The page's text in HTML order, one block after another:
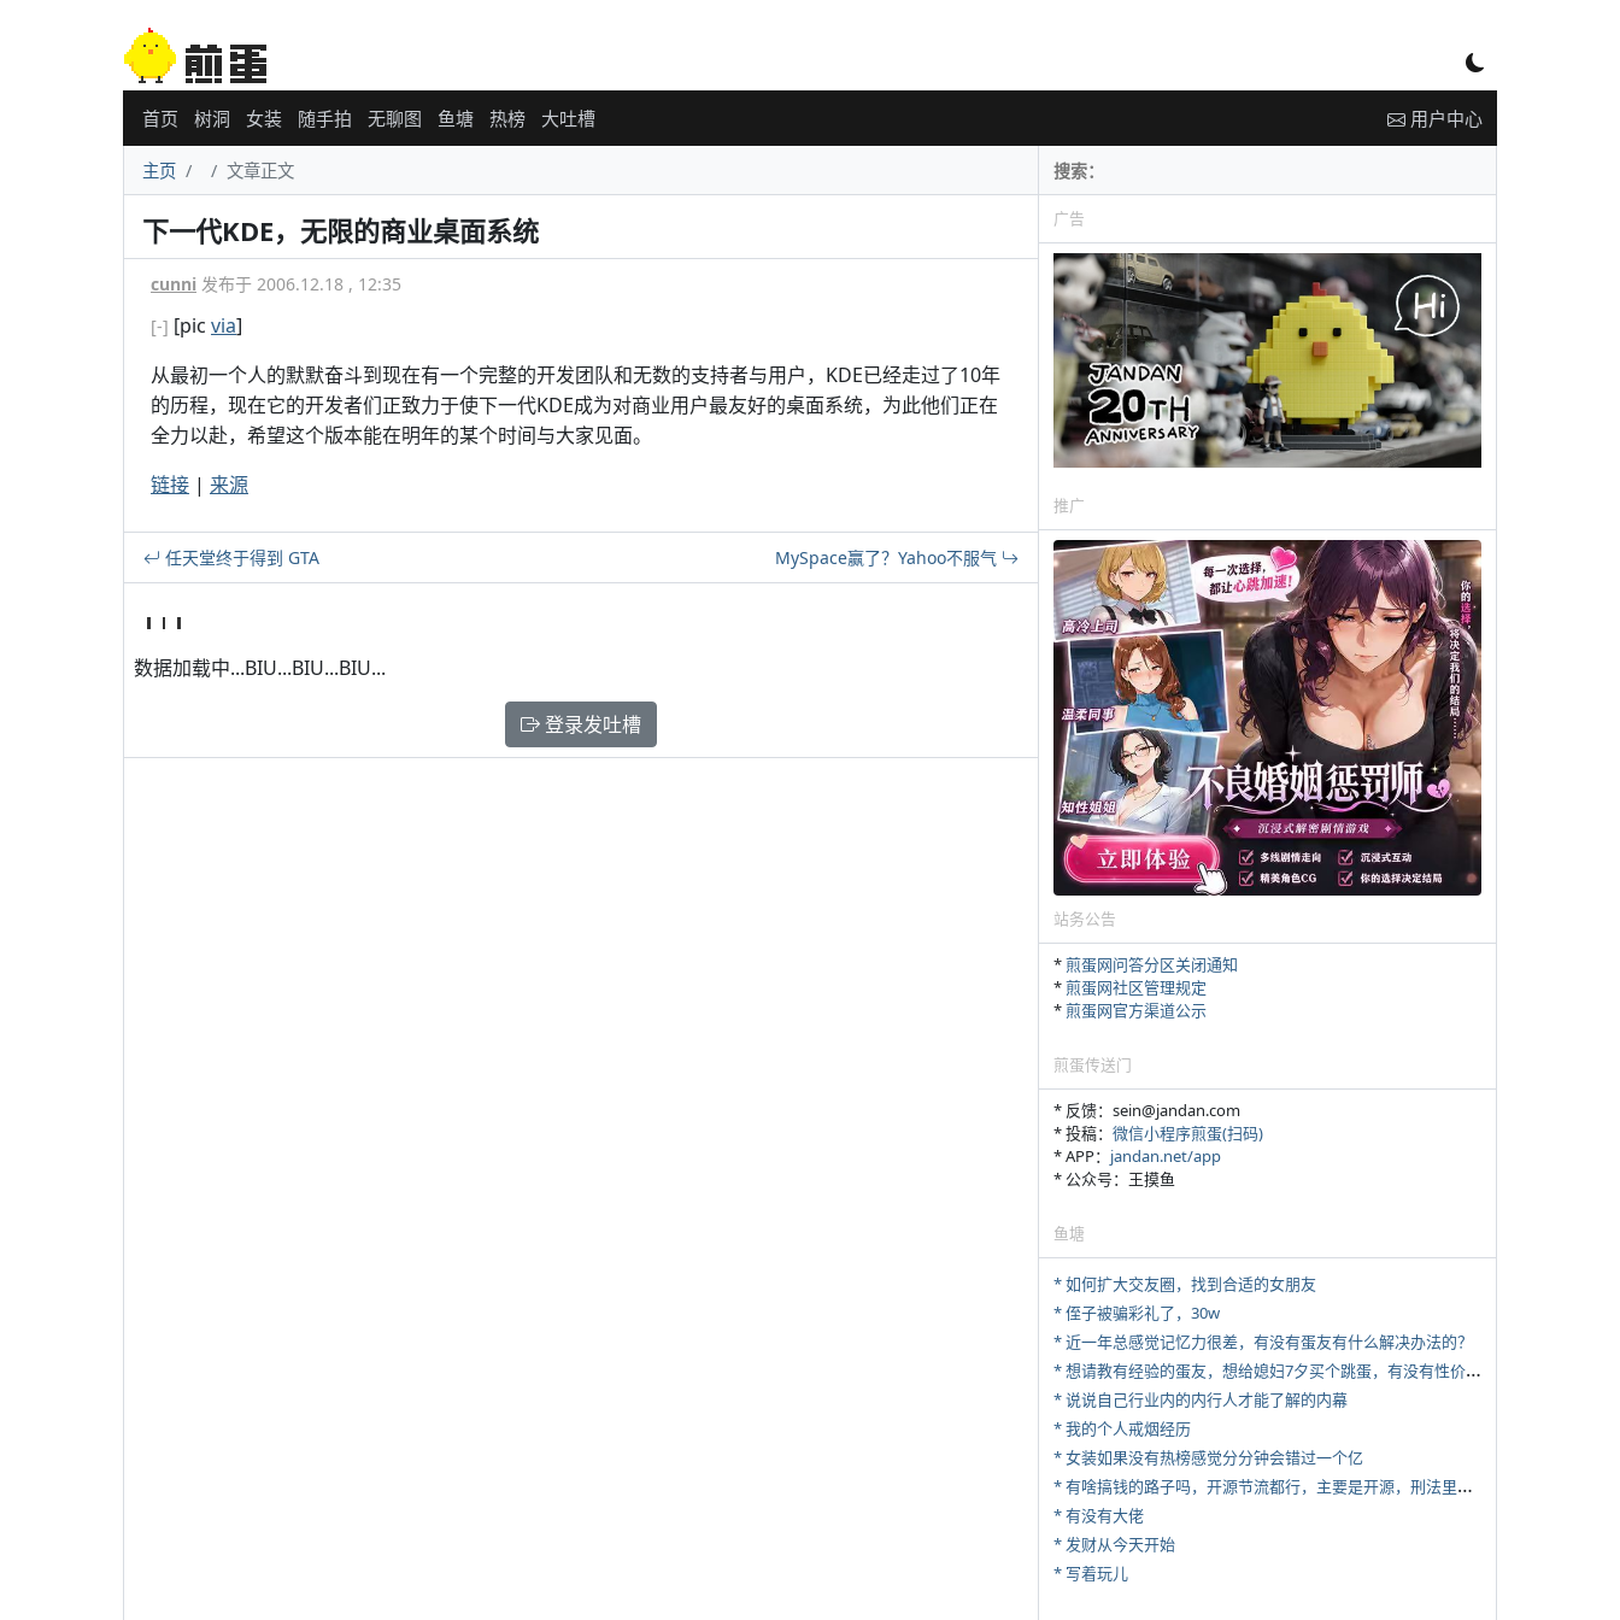
首页 树洞 女装 随手拍 无聊图 鱼塘 热榜 大吐槽 用户中心
主页 文章正文
下一代KDE，无限的商业桌面系统
cunni 发布于 2006.12.18 , 12:35
[-] [pic via]
从最初一个人的默默奋斗到现在有一个完整的开发团队和无数的支持者与用户，KDE已经走过了10年
的历程，现在它的开发者们正致力于使下一代KDE成为对商业用户最友好的桌面系统，为此他们正在
全力以赴，希望这个版本能在明年的某个时间与大家见面。
链接 | 来源
任天堂终于得到 GTA MySpace赢了？Yahoo不服气
数据加载中...BIU...BIU...BIU...
登录发吐槽
广告
推广
站务公告
*煎蛋网问答分区关闭通知
*煎蛋网社区管理规定
*煎蛋网官方渠道公示
煎蛋传送门
* 反馈：sein@jandan.com
* 投稿： 微信小程序煎蛋(扫码)
* APP： jandan.net/app
* 公众号：王摸鱼
鱼塘
* 如何扩大交友圈，找到合适的女朋友
* 侄子被骗彩礼了，30w
* 近一年总感觉记忆力很差，有没有蛋友有什么解决办法的？
*
想请教有经验的蛋友，想给媳妇7夕买个跳蛋，有没有性价比高的推荐
* 说说自己行业内的内行人才能了解的内幕
* 我的个人戒烟经历
* 女装如果没有热榜感觉分分钟会错过一个亿
*
有啥搞钱的路子吗，开源节流都行，主要是开源，刑法里的咱不做
* 有没有大佬
* 发财从今天开始
* 写着玩儿